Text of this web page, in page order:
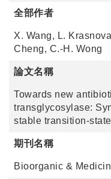
全部作者
X. Wang, L.
Cheng, C.-H. Wong
論文名稱
Towards new
transglycosylase:
stable transition-
期刊名稱
Bioorganic &